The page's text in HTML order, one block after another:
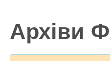
Архіви